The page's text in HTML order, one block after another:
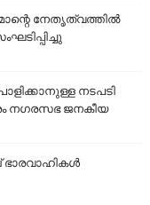
നേതൃത്വത്തിൽ
നടപടി
നഗരസഭ ജനകീയ